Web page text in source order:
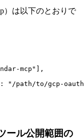
）は以下のとおりで
mcp"],
"/path/to/gcp-
ール公開範囲の